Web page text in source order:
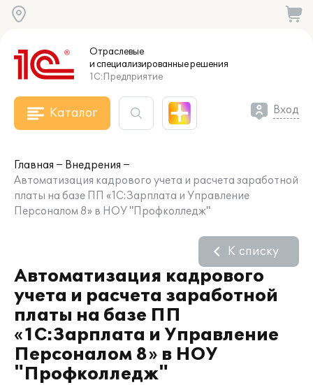
Отраслевые
и специализированныерешения
1С:Предприятие
Каталог Вход
Главная
Внедрения
Автоматизация кадрового учета и расчета заработной
платы на базе ПП «1С:Зарплата и Управление
Персоналом 8» в НОУ "Профколледж"
Автоматизация кадрового
учета и расчета заработной
платы на базе ПП
«1С:Зарплата и Управление
Персоналом 8» в НОУ
"Профколледж"
К списку